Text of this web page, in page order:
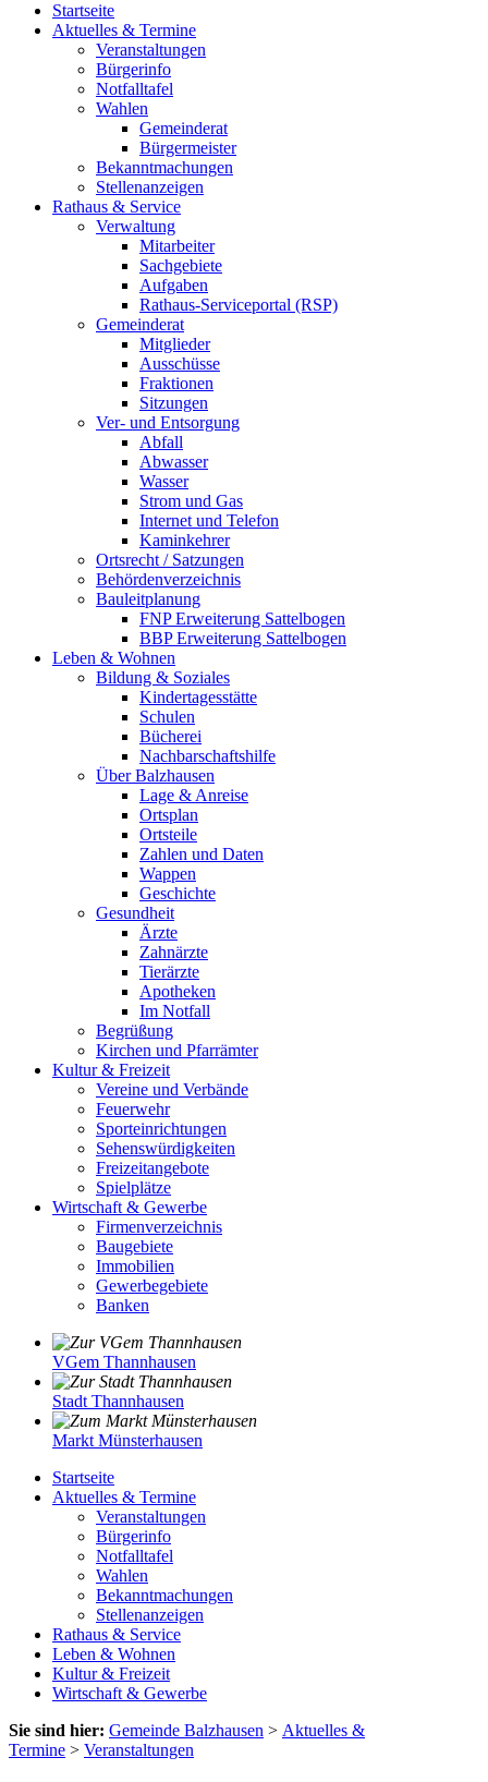
Startseite
Aktuelles & Termine
Veranstaltungen
Bürgerinfo
Notfalltafel
Wahlen
Gemeinderat
Bürgermeister
Bekanntmachungen
Stellenanzeigen
Rathaus & Service
Verwaltung
Mitarbeiter
Sachgebiete
Aufgaben
Rathaus-Serviceportal (RSP)
Gemeinderat
Mitglieder
Ausschüsse
Fraktionen
Sitzungen
Ver- und Entsorgung
Abfall
Abwasser
Wasser
Strom und Gas
Internet und Telefon
Kaminkehrer
Ortsrecht / Satzungen
Behördenverzeichnis
Bauleitplanung
FNP Erweiterung Sattelbogen
BBP Erweiterung Sattelbogen
Leben & Wohnen
Bildung & Soziales
Kindertagesstätte
Schulen
Bücherei
Nachbarschaftshilfe
Über Balzhausen
Lage & Anreise
Ortsplan
Ortsteile
Zahlen und Daten
Wappen
Geschichte
Gesundheit
Ärzte
Zahnärzte
Tierärzte
Apotheken
Im Notfall
Begrüßung
Kirchen und Pfarrämter
Kultur & Freizeit
Vereine und Verbände
Feuerwehr
Sporteinrichtungen
Sehenswürdigkeiten
Freizeitangebote
Spielplätze
Wirtschaft & Gewerbe
Firmenverzeichnis
Baugebiete
Immobilien
Gewerbegebiete
Banken
VGem Thannhausen
Stadt Thannhausen
Markt Münsterhausen
Startseite
Aktuelles & Termine
Veranstaltungen
Bürgerinfo
Notfalltafel
Wahlen
Bekanntmachungen
Stellenanzeigen
Rathaus & Service
Leben & Wohnen
Kultur & Freizeit
Wirtschaft & Gewerbe
Sie sind hier: Gemeinde Balzhausen > Aktuelles &
Termine > Veranstaltungen